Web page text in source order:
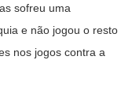
sofreu uma
e não jogou o resto
nos jogos contra a